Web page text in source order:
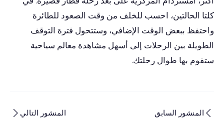
كلتا الحالتين، احسب للخلف من وقت الصعود للطائرة
واحتفظ ببعض الوقت الإضافي، وستتحول فترة التوقف
الطويلة بين الرحلات إلى أسهل مشاهدة معالم سياحية
ستقوم بها طوال رحلتك.
المنشور السابق المنشور التالي